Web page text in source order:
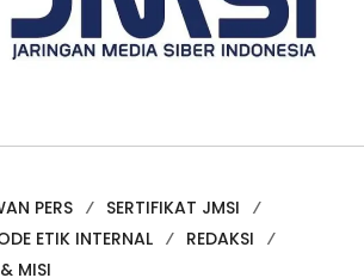
PERS
SERTIFIKAT JMSI
ETIK INTERNAL
REDAKSI
MISI